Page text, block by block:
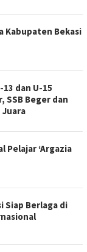
Kabupaten Bekasi
dan U-15
SSB Beger dan
Juara
Pelajar ‘Argazia
Siap Berlaga di